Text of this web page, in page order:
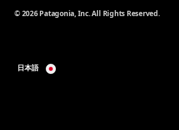
© 2026 Patagonia, Inc. All Rights Reserved.
日本語